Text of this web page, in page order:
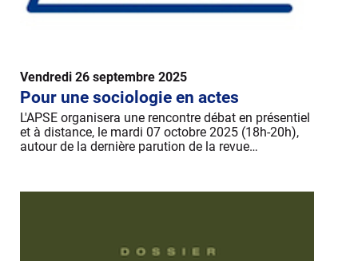
Vendredi 26 septembre 2025
Pour une sociologie en actes
L'APSE organisera une rencontre débat en présentiel
et à distance, le mardi 07 octobre 2025 (18h-20h),
autour de la dernière parution de la revue…